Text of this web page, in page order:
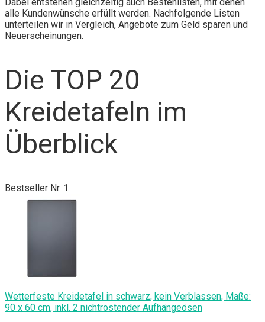
alle Kundenwünsche erfüllt werden. Nachfolgende Listen
unterteilen wir in Vergleich, Angebote zum Geld sparen und
Neuerscheinungen.
Die TOP 20
Kreidetafeln im
Überblick
Bestseller Nr. 1
Wetterfeste Kreidetafel in schwarz, kein Verblassen, Maße:
90 x 60 cm, inkl. 2 nichtrostender Aufhängeösen